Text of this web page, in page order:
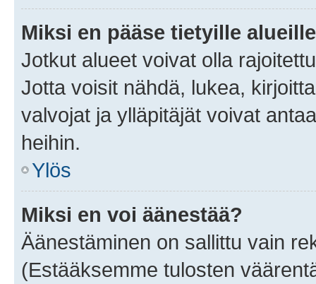
Miksi en pääse tietyille
Jotkut alueet voivat olla
Jotta voisit nähdä, lukea,
valvojat ja ylläpitäjät voivat
heihin.
Ylös
Miksi en voi äänestää?
Äänestäminen on sallittu vain
(Estääksemme tulosten